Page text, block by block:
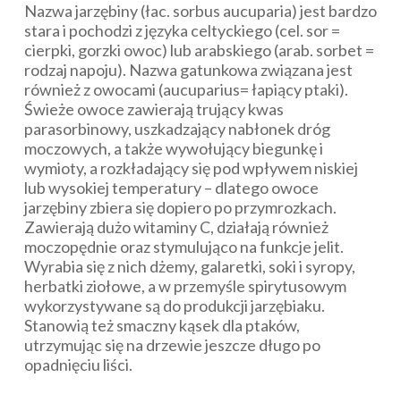
Nazwa jarzębiny (łac. sorbus aucuparia) jest bardzo
stara i pochodzi z języka celtyckiego (cel. sor=
cierpki, gorzki owoc) lub arabskiego (arab. sorbet =
rodzaj napoju). Nazwa gatunkowa związana jest
również z owocami (aucuparius= łapiący ptaki).
Świeże owoce zawierają trujący kwas
parasorbinowy, uszkadzający nabłonek dróg
moczowych, a także wywołujący biegunkę i
wymioty, a rozkładający się pod wpływem niskiej
lub wysokiej temperatury – dlatego owoce
jarzębiny zbiera się dopiero po przymrozkach.
Zawierają dużo witaminy C, działają również
moczopędnie oraz stymulująco na funkcje jelit.
Wyrabia się z nich dżemy, galaretki, soki i syropy,
herbatki ziołowe, a w przemyśle spirytusowym
wykorzystywane są do produkcji jarzębiaku.
Stanowią też smaczny kąsek dla ptaków,
utrzymując się na drzewie jeszcze długo po
opadnięciu liści.